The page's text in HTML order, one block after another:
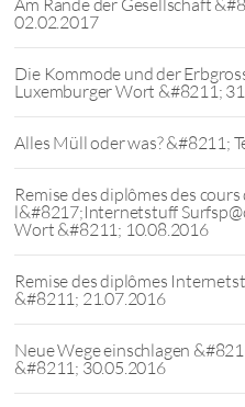
Am Rande der Gesellschaft
02.02.2017
Die Kommode und der
Luxemburger Wort &#8211;
Alles Müll oder was? &#8211;
Remise des diplômes des
l&#8217;Internetstuff
Wort &#8211; 10.08.2016
Remise des diplômes
&#8211; 21.07.2016
Neue Wege einschlagen
&#8211; 30.05.2016